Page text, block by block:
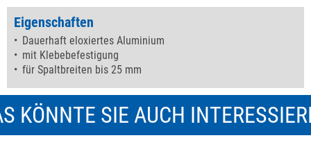
Eigenschaften
Dauerhaft eloxiertes Aluminium
mit Klebebefestigung
für Spaltbreiten bis 25 mm
KÖNNTE SIE AUCH